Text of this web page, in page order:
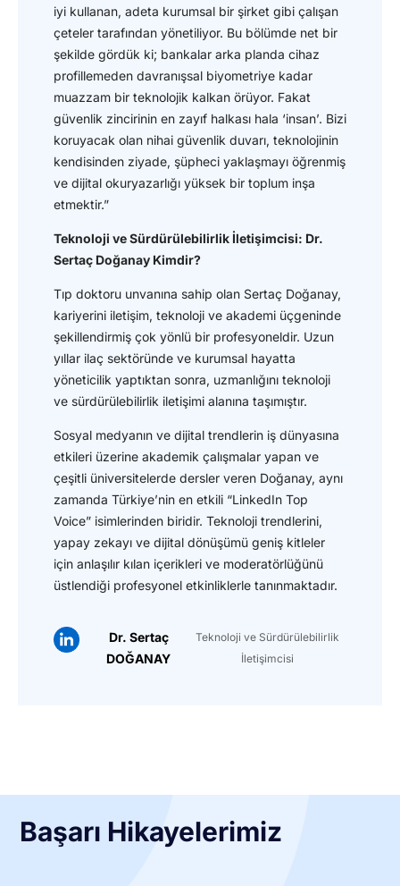
iyi kullanan, adeta kurumsal bir şirket gibi çalışan
çeteler tarafından yönetiliyor. Bu bölümde net bir
şekilde gördük ki; bankalar arka planda cihaz
profillemeden davranışsal biyometriye kadar
muazzam bir teknolojik kalkan örüyor. Fakat
güvenlik zincirinin en zayıf halkası hala ‘insan’. Bizi
koruyacak olan nihai güvenlik duvarı, teknolojinin
kendisinden ziyade, şüpheci yaklaşmayı öğrenmiş
ve dijital okuryazarlığı yüksek bir toplum inşa
etmektir.”
Teknoloji ve Sürdürülebilirlik İletişimcisi: Dr.
Sertaç Doğanay Kimdir?
Tıp doktoru unvanına sahip olan Sertaç Doğanay,
kariyerini iletişim, teknoloji ve akademi üçgeninde
şekillendirmiş çok yönlü bir profesyoneldir. Uzun
yıllar ilaç sektöründe ve kurumsal hayatta
yöneticilik yaptıktan sonra, uzmanlığını teknoloji
ve sürdürülebilirlik iletişimi alanına taşımıştır.
Sosyal medyanın ve dijital trendlerin iş dünyasına
etkileri üzerine akademik çalışmalar yapan ve
çeşitli üniversitelerde dersler veren Doğanay, aynı
zamanda Türkiye’nin en etkili “LinkedIn Top
Voice” isimlerinden biridir. Teknoloji trendlerini,
yapay zekayı ve dijital dönüşümü geniş kitleler
için anlaşılır kılan içerikleri ve moderatörlüğünü
üstlendiği profesyonel etkinliklerle tanınmaktadır.
Dr. Sertaç
DOĞANAY
Teknoloji ve Sürdürülebilirlik
İletişimcisi
Başarı Hikayelerimiz